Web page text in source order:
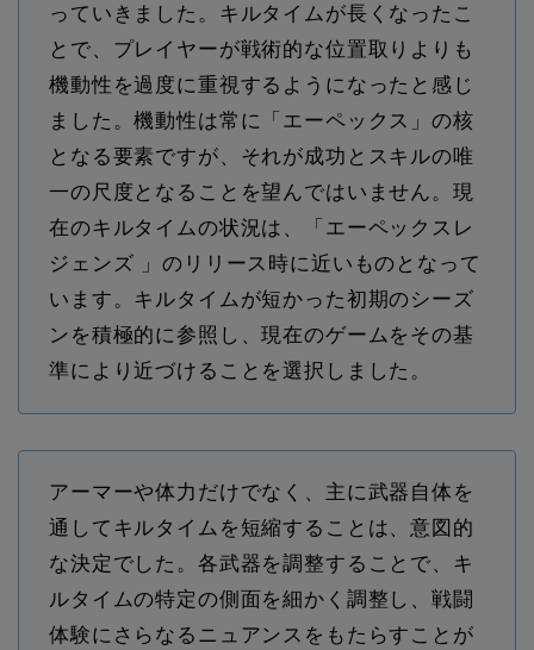
っていきました。キルタイムが長くなったこ
とで、プレイヤーが戦術的な位置取りよりも
機動性を過度に重視するようになったと感じ
ました。機動性は常に「エーペックス」の核
となる要素ですが、それが成功とスキルの唯
一の尺度となることを望んではいません。現
在のキルタイムの状況は、「エーペックスレ
ジェンズ 」のリリース時に近いものとなって
います。キルタイムが短かった初期のシーズ
ンを積極的に参照し、現在のゲームをその基
準により近づけることを選択しました。
アーマーや体力だけでなく、主に武器自体を
通してキルタイムを短縮することは、意図的
な決定でした。各武器を調整することで、キ
ルタイムの特定の側面を細かく調整し、戦闘
体験にさらなるニュアンスをもたらすことが